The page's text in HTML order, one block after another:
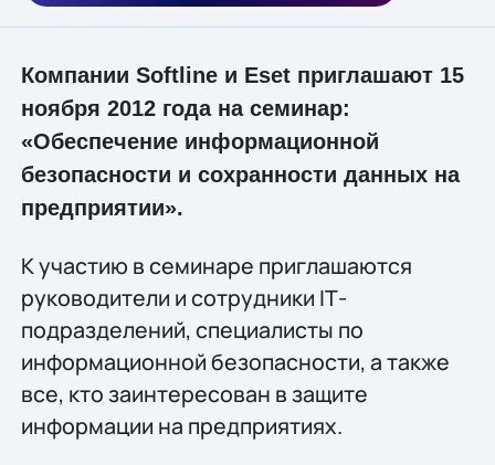
Компании Softline и Eset приглашают 15
ноября 2012 года на семинар:
«Обеспечение информационной
безопасности и сохранности данных на
предприятии».
К участию в семинаре приглашаются
руководители и сотрудники IТ-
подразделений, специалисты по
информационной безопасности, а также
все, кто заинтересован в защите
информации на предприятиях.